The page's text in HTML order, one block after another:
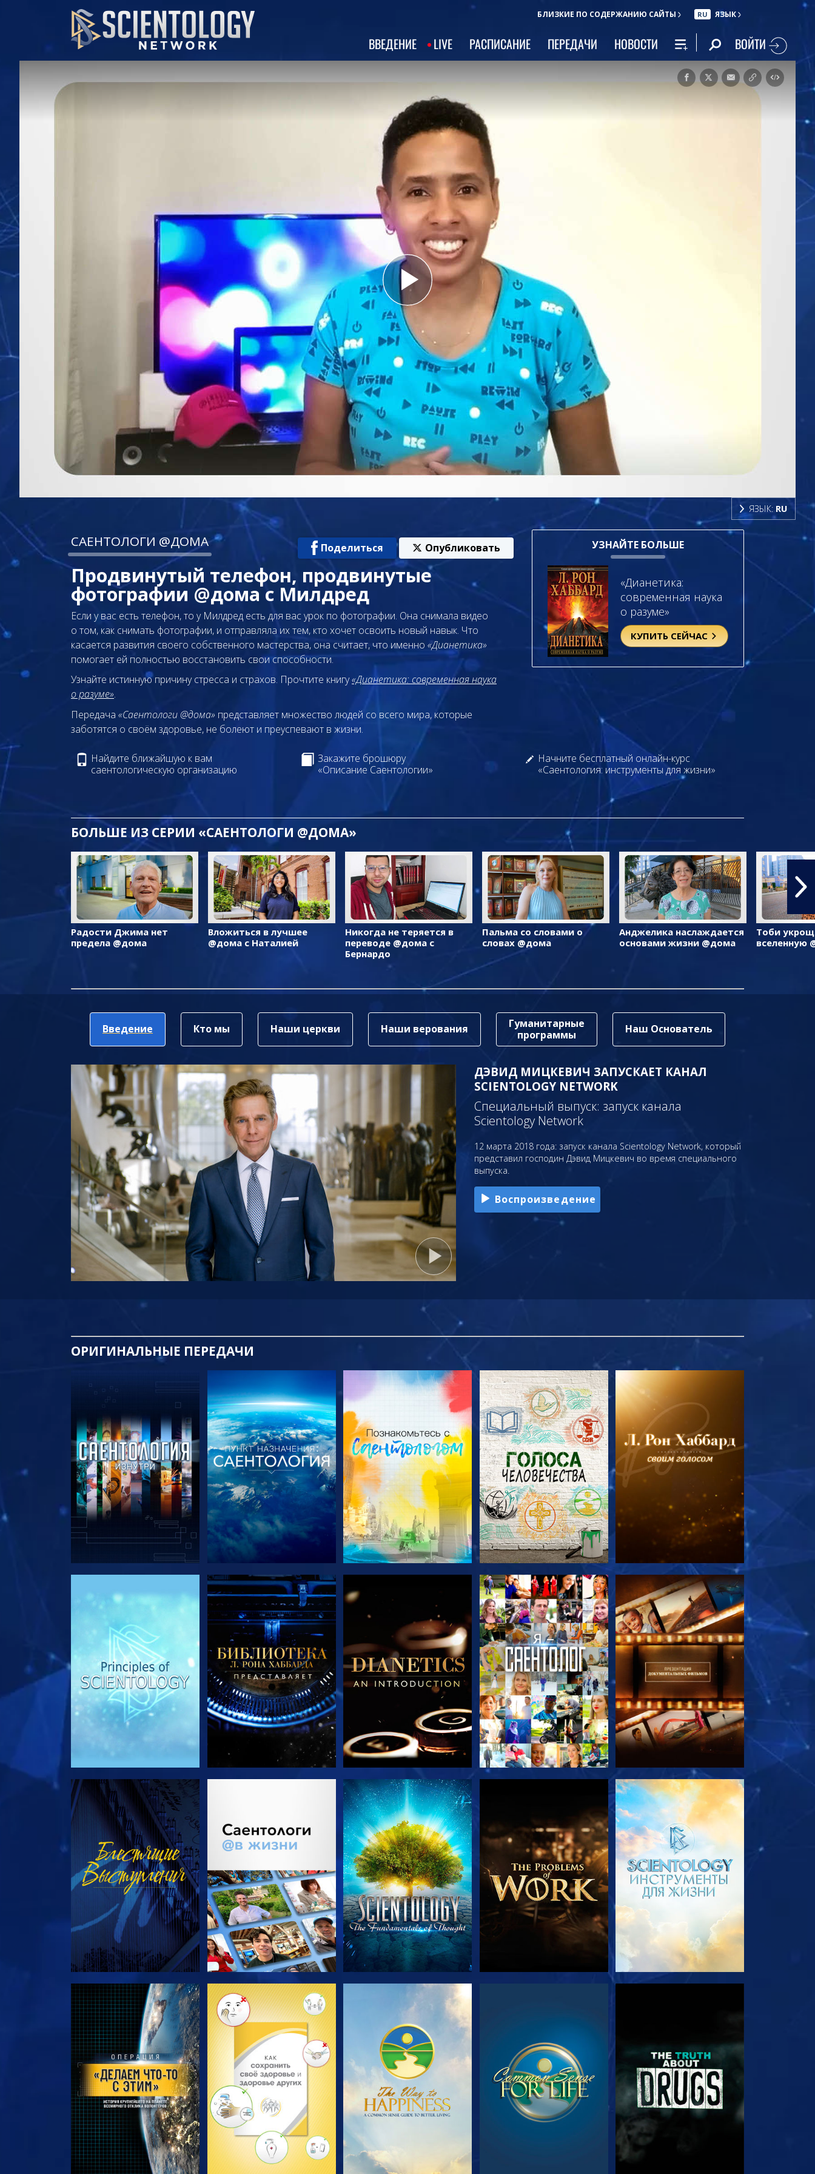
БЛИЗКИЕ ПО СОДЕРЖАНИЮ САЙТЫ RU ЯЗЫК
ВВЕДЕНИЕ LIVE РАСПИСАНИЕ ПЕРЕДАЧИ НОВОСТИ ВОЙТИ
Play
Video
ЯЗЫК: RU
САЕНТОЛОГИ @ДОМА Поделиться Опубликовать
Продвинутый телефон, продвинутые
фотографии @дома с Милдред
Если у вас есть телефон, то у Милдред есть для вас урок по фотографии. Она снимала видео
о том, как снимать фотографии, и отправляла их тем, кто хочет освоить новый навык. Что
касается развития своего собственного мастерства, она считает, что именно «Дианетика»
помогает ей полностью восстановить свои способности.
Узнайте истинную причину стресса и страхов. Прочтите книгу«Дианетика: современная наука
о разуме».
Передача «Саентологи @дома» представляет множество людей со всего мира, которые
заботятся о своём здоровье, не болеют и преуспевают в жизни.
УЗНАЙТЕ БОЛЬШЕ
«Дианетика:
современная наука
о разуме»
КУПИТЬ СЕЙЧАС
Найдите ближайшую к вам
саентологическую организацию
Закажите брошюру
«Описание Саентологии»
Начните бесплатный онлайн-курс
«Саентология: инструменты для жизни»
БОЛЬШЕ ИЗ СЕРИИ «САЕНТОЛОГИ @ДОМА»
Радости Джима нет
предела @дома
Вложиться в лучшее
@дома с Наталией
Никогда не теряется в
переводе @дома с
Бернардо
Пальма со словами о
словах @дома
Анджелика наслаждается
основами жизни @дома
Тоби
вселенную
Введение Кто мы Наши церкви Наши верования
Гуманитарные
программы
Наш Основатель
ДЭВИД МИЦКЕВИЧ ЗАПУСКАЕТ КАНАЛ
SCIENTOLOGY NETWORK
Специальный выпуск: запуск канала
Scientology Network
12 марта 2018 года: запуск канала Scientology Network, который
представил господин Дэвид Мицкевич во время специального
выпуска.
Воспроизведение
ОРИГИНАЛЬНЫЕ ПЕРЕДАЧИ
СМОТРЕТЬ ПЕРЕДАЧИ СМОТРЕТЬ ПЕРЕДАЧИ СМОТРЕТЬ ПЕРЕДАЧИ СМОТРЕТЬ ПЕРЕДАЧИ СМОТРЕТЬ ПЕРЕДАЧИ
СМОТРЕТЬ СМОТРЕТЬ СМОТРЕТЬ ПЕРЕДАЧИ СМОТРЕТЬ ПЕРЕДАЧИ
СМОТРЕТЬ ПЕРЕДАЧИ СМОТРЕТЬ ПЕРЕДАЧИ